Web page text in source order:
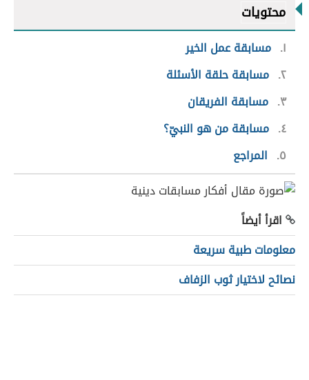
محتويات
١ مسابقة عمل الخير
٢ مسابقة حلقة الأسئلة
٣ مسابقة الفريقان
٤ مسابقة من هو النبيّ؟
٥
المراجع
اقرأ أيضاً
معلومات طبية سريعة
نصائح لاختيار ثوب الزفاف